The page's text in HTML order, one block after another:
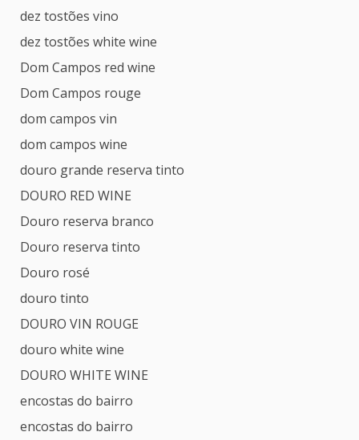
dez tostões vino
dez tostões white wine
Dom Campos red wine
Dom Campos rouge
dom campos vin
dom campos wine
douro grande reserva tinto
DOURO RED WINE
Douro reserva branco
Douro reserva tinto
Douro rosé
douro tinto
DOURO VIN ROUGE
douro white wine
DOURO WHITE WINE
encostas do bairro
encostas do bairro